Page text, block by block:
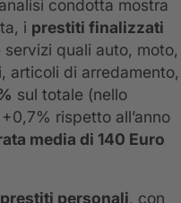
condotta mostra
i prestiti finalizzati
quali auto, moto,
articoli di arredamento,
sul totale (nello
rispetto all’anno
media di 140 Euro
prestiti personali, con